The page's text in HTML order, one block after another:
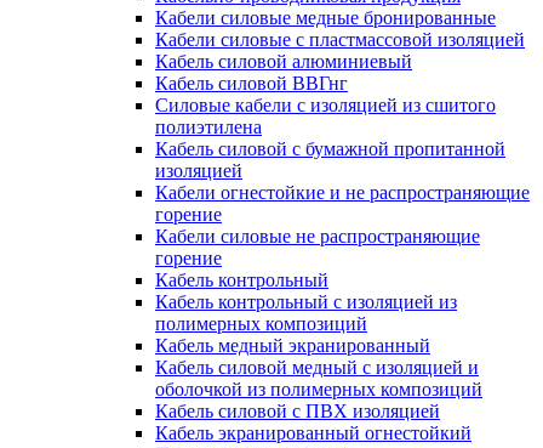
Кабели силовые медные бронированные
Кабели силовые с пластмассовой изоляцией
Кабель силовой алюминиевый
Кабель силовой ВВГнг
Силовые кабели с изоляцией из сшитого
полиэтилена
Кабель силовой с бумажной пропитанной
изоляцией
Кабели огнестойкие и не распространяющие
горение
Кабели силовые не распространяющие
горение
Кабель контрольный
Кабель контрольный с изоляцией из
полимерных композиций
Кабель медный экранированный
Кабель силовой медный с изоляцией и
оболочкой из полимерных композиций
Кабель силовой с ПВХ изоляцией
Кабель экранированный огнестойкий